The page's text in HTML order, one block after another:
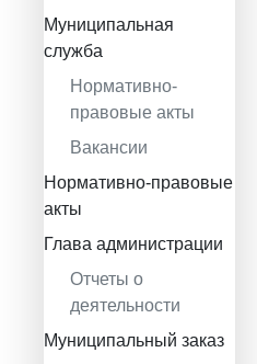
Муниципальная
служба
Нормативно-
правовые акты
Вакансии
Нормативно-правовые
акты
Глава администрации
Отчеты о
деятельности
Муниципальный заказ